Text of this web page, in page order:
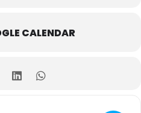
CALENDAR